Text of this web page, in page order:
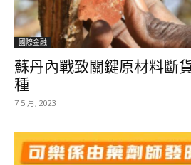
國際金融
蘇丹內戰致關鍵原材料斷
種
7 5 月, 2023